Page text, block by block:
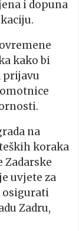
i dopuna
kako bi
prijavu
na
koraka
uvjete za
osigurati
Zadru,